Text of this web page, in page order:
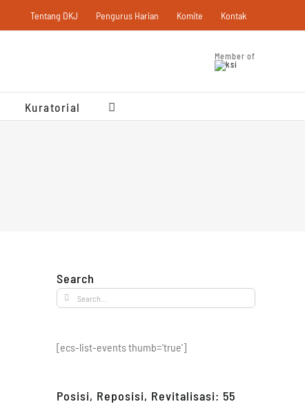
Tentang DKJ Pengurus Harian Komite Kontak
Member of
Kuratorial
Search
Search
for:
[ecs-list-events thumb='true']
Posisi, Reposisi, Revitalisasi: 55